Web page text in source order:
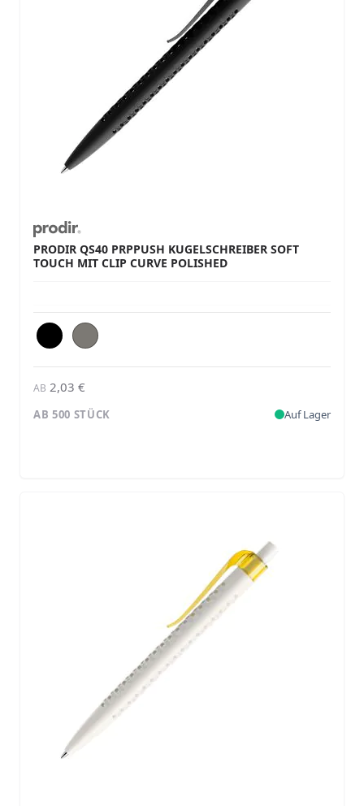
PRODIR QS40 PRPPUSH KUGELSCHREIBER SOFT
TOUCH MIT CLIP CURVE POLISHED
AB 2,03 €
AB 500 STÜCK Auf Lager